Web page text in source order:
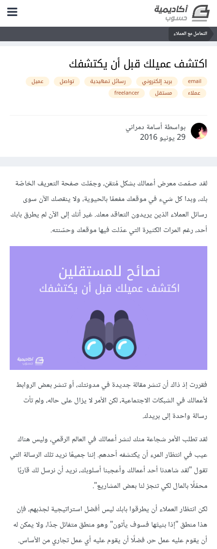
التعامل مع العملاء
اكتشف عميلك قبل أن يكتشفك
email بريد إلكتروني رسائل تمهيدية تواصل
عميل
عملاء
مستقل freelancer
بواسطة أسامة دمراني
29 يونيو 2016
لقد صمّمت معرض أعمالك بشكل مُتقن، وجمّلت صفحة التعريف الخاصّة
بك، وبدا كل شيء في موقعك مفعمًا بالحيوية، وﻻ ينقصك اﻵن سوى
رسائل العملاء الذين يريدون التعاقد معك. غير أنك إلى الآن لم يطرق بابك
أحد، رغم المرات الكثيرة التي عدّلت فيها موقعك وحسّنته.
فقررت إذ ذاك أن تنشر مقالة جديدة في مدونتك، أو تنشر بعض الروابط
لأعمالك في الشبكات الاجتماعية، لكن الأمر ﻻ يزال على حاله، ولم تأت
رسالة واحدة إلى بريدك.
لقد تطلب الأمر شجاعة منك لنشر أعمالك في العالم الرقمي، وليس هناك
عيب في انتظار المرء أن يكتشفه أحدهم. إننا جميعًا نريد تلك الرسالة التي
تقول "لقد شاهدنا أحد أعمالك وأعجبنا أسلوبك، نريد أن نرسل لك قاربًا
محمّلًا بالمال لكي تنجز لنا بعض المشاريع".
لكن انتظار العملاء أن يطرقوا بابك ليس أفضل استراتيجية لجذبهم، فإن
هذا منطق "إذا بنيتَها فسوف يأتون" وهو منطق متفائل جدًا، ولا يمكن له
أن يقوم عليه عمل حر، فضلًا أن يقوم عليه أي عمل تجاري من اﻷساس.